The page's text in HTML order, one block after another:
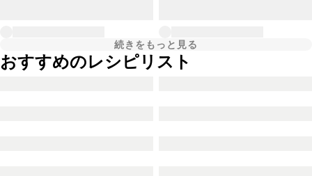
続きをもっと見る
おすすめのレシピリスト